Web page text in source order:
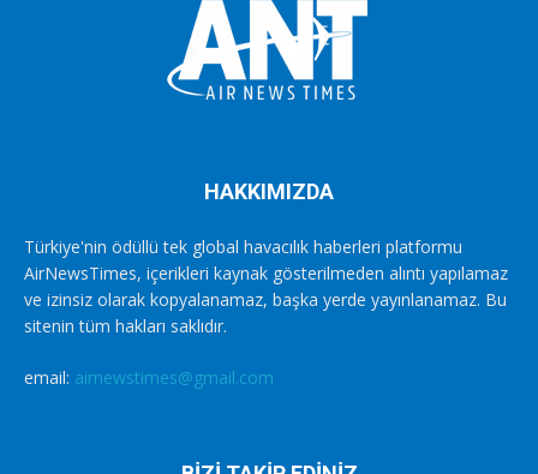
HAKKIMIZDA
Türkiye'nin ödüllü tek global havacılık haberleri platformu
AirNewsTimes, içerikleri kaynak gösterilmeden alıntı yapılamaz
ve izinsiz olarak kopyalanamaz, başka yerde yayınlanamaz. Bu
sitenin tüm hakları saklıdır.
email: airnewstimes@gmail.com